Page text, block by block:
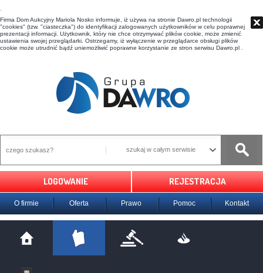
t
Firma Dom Aukcyjny Mariola Nosko informuje, iż używa na stronie Dawro.pl technologii
"cookies" (tzw. "ciasteczka") do identyfikacji zalogowanych użytkowników w celu poprawnej
prezentacji informacji. Użytkownik, który nie chce otrzymywać plików cookie, może zmienić
ustawienia swojej przeglądarki. Ostrzegamy, iż wyłączenie w przeglądarce obsługi plików
cookie może utrudnić bądź uniemożliwić poprawne korzystanie ze stron serwisu Dawro.pl .
szukaj w całym serwisie
LOGOWANIE REJESTRACJA
O firmie Oferta Prawo Pomoc Kontakt